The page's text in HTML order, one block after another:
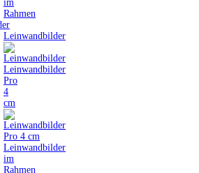
Leinwandbilder
Leinwandbilder
Pro
4
cm
Leinwandbilder
im
Rahmen